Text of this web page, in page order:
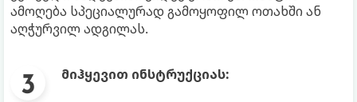
ამოღება სპეციალურად გამოყოფილ ოთახში ან
აღჭურვილ ადგილას.
მიჰყევით ინსტრუქციას: